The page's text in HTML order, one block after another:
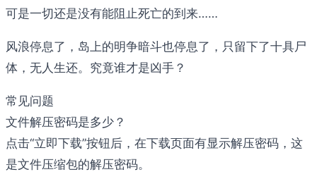
可是一切还是没有能阻止死亡的到来……
风浪停息了，岛上的明争暗斗也停息了，只留下了十具尸
体，无人生还。究竟谁才是凶手？
常见问题
文件解压密码是多少？
点击“立即下载”按钮后，在下载页面有显示解压密码，这
是文件压缩包的解压密码。